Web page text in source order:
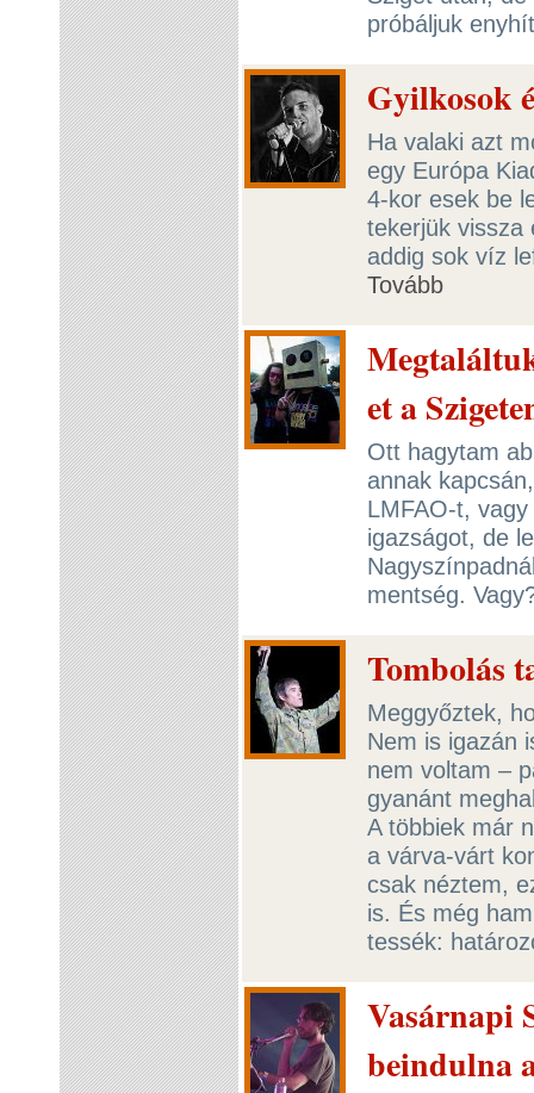
próbáljuk
Gyilkosok
Ha valaki azt
egy Európa
4-kor esek be
tekerjük vissza
addig sok víz
Tovább
et a
Ott hagytam
annak
LMFAO-t,
igazságot, de
mentség.
Tombolás
Meggyőztek,
Nem is igazán
nem voltam –
gyanánt
A többiek már
a várva-várt
csak néztem,
is. És még
tessék:
Vasárnapi
beindulna